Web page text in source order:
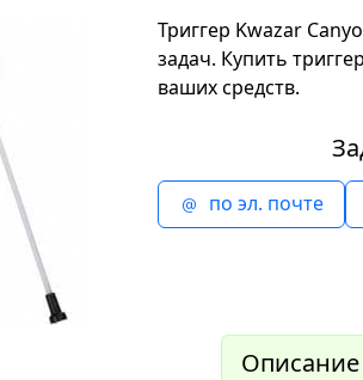
Триггер Kwazar
задач. Купить
ваших средств.
по эл. почте
Описание